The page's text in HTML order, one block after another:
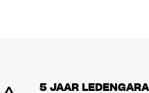
5 JAAR